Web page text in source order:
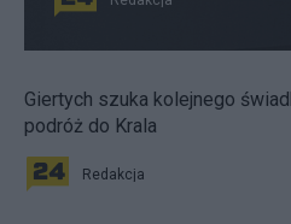
Giertych szuka kolejnego
podróż do Krala
Redakcja